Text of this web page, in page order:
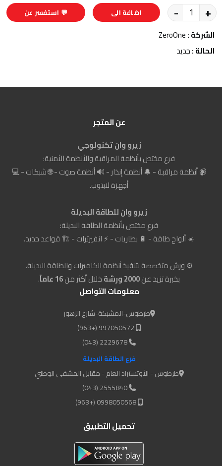
- +
اضافة الى
💬 استفسر عن
الشركة :ZeroOne
الحالة :جديد
عن المتجر
زيرو وان تكنولوجي
فرع مختص بأنظمة المراقبة والأنظمة الأمنية:
📹 أنظمة مراقبة - 🔔 أنظمة إنذار - 🔊 أنظمة صوت - 🌐 شبكات - 💻
أجهزة لابتوب.
زيرو وان للطاقة البديلة
فرع مختص بأنظمة الطاقة البديلة:
☀️ ألواح طاقة - 🔋 بطاريات - ⚡ انفيرترات - 🏗️ قواعد حديد.
⚙️ ورش متخصصة بتنفيذ أنظمة الكاميرات والطاقة البديلة،
بخبرة تزيد عن2000 ورشة خلال أكثر من16 عاماً
.
معلومات التواصل
طرطوس-المشبكة-شارع الزهور
2229678 (043)
فرع الطاقة البديلة
طرطوس - الأوتستراد العام - مقابل المشفى الوطني
2555840 (043)
تحميل التطبيق